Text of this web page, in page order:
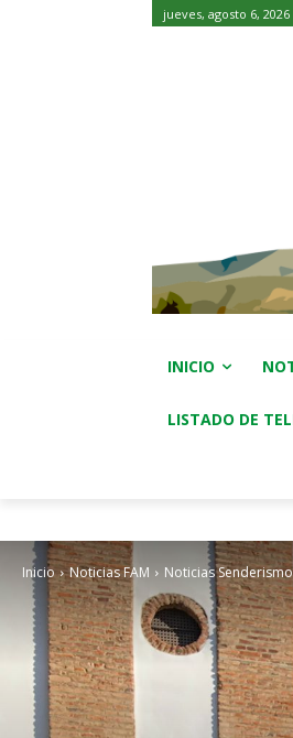
jueves, agosto 6, 2026
INICIO
LISTADO DE
Inicio Noticias FAM Noticias Senderismo